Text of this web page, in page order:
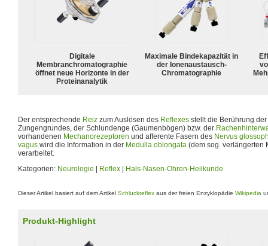
Digitale
Membranchromatographie
öffnet neue Horizonte in der
Proteinanalytik
Maximale Bindekapazität in
der Ionenaustausch-
Chromatographie
Der entsprechende Reiz zum Auslösen des Reflexes stellt die Berührung der
Zungengrundes, der Schlundenge (Gaumenbögen) bzw. der
vorhandenen Mechanorezeptoren und afferente Fasern des Nervus
vagus wird die Information in der Medulla oblongata (dem sog. verlängerten
verarbeitet.
Kategorien: Neurologie Reflex Hals-Nasen-Ohren-Heilkunde
Dieser Artikel basiert auf dem Artikel Schluckreflex aus der freien Enzyklopädie Wikipedia
Produkt-Highlight